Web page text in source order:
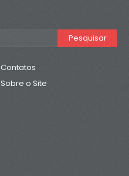
Contatos
Sobre o Site